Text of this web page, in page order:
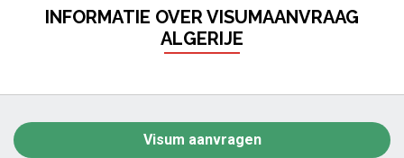
INFORMATIE OVER VISUMAANVRAAG
ALGERIJE
Visum aanvragen